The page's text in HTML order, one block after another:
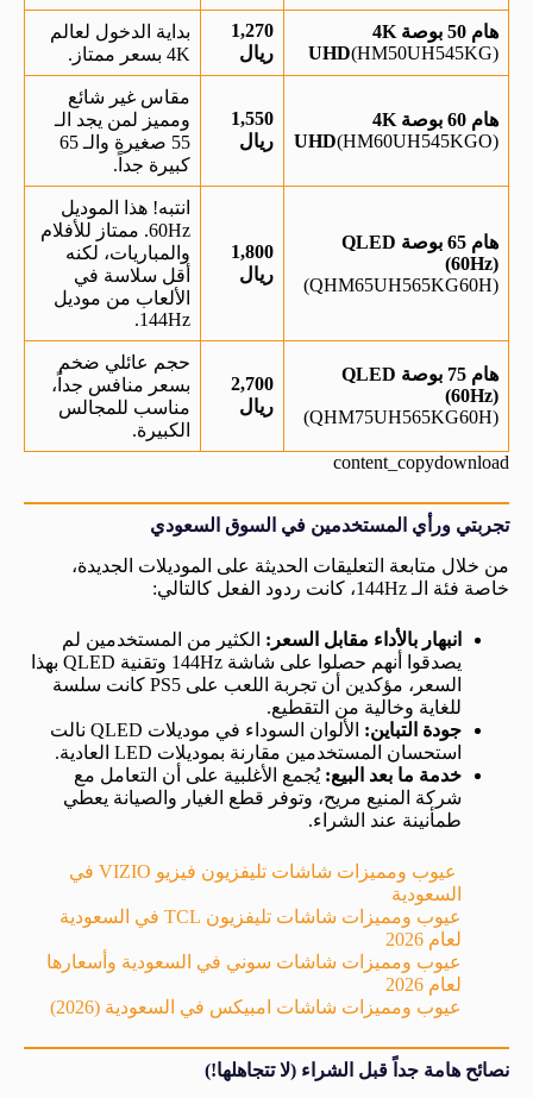
هام 50 بوصة 4K
UHD(HM50UH545KG)
1,270
ريال
بداية الدخول لعالم
4K بسعر ممتاز.
هام 60 بوصة 4K
UHD(HM60UH545KGO)
1,550
ريال
مقاس غير شائع
ومميز لمن يجد الـ
55 صغيرة والـ 65
كبيرة جداً.
هام 65 بوصة QLED
(60Hz)
(QHM65UH565KG60H)
1,800
ريال
انتبه! هذا الموديل
60Hz. ممتاز للأفلام
والمباريات، لكنه
أقل سلاسة في
الألعاب من موديل
144Hz.
هام 75 بوصة QLED
(60Hz)
(QHM75UH565KG60H)
2,700
ريال
حجم عائلي ضخم
بسعر منافس جداً،
مناسب للمجالس
الكبيرة.
content_copydownload
تجربتي ورأي المستخدمين في السوق السعودي
من خلال متابعة التعليقات الحديثة على الموديلات الجديدة،
خاصة فئة الـ 144Hz، كانت ردود الفعل كالتالي:
انبهار بالأداء مقابل السعر: الكثير من المستخدمين لم
يصدقوا أنهم حصلوا على شاشة 144Hz وتقنية QLED بهذا
السعر، مؤكدين أن تجربة اللعب على PS5 كانت سلسة
للغاية وخالية من التقطيع.
جودة التباين:
الألوان السوداء في موديلات QLED نالت
استحسان المستخدمين مقارنة بموديلات LED العادية.
خدمة ما بعد البيع: يُجمع الأغلبية على أن التعامل مع
شركة المنيع مريح، وتوفر قطع الغيار والصيانة يعطي
طمأنينة عند الشراء.
عيوب ومميزات شاشات تليفزيون فيزيو VIZIO في
السعودية
عيوب ومميزات شاشات تليفزيون TCL في السعودية
لعام 2026
عيوب ومميزات شاشات سوني في السعودية وأسعارها
لعام 2026
عيوب ومميزات شاشات امبيكس في السعودية (2026)
نصائح هامة جداً قبل الشراء (لا تتجاهلها!)